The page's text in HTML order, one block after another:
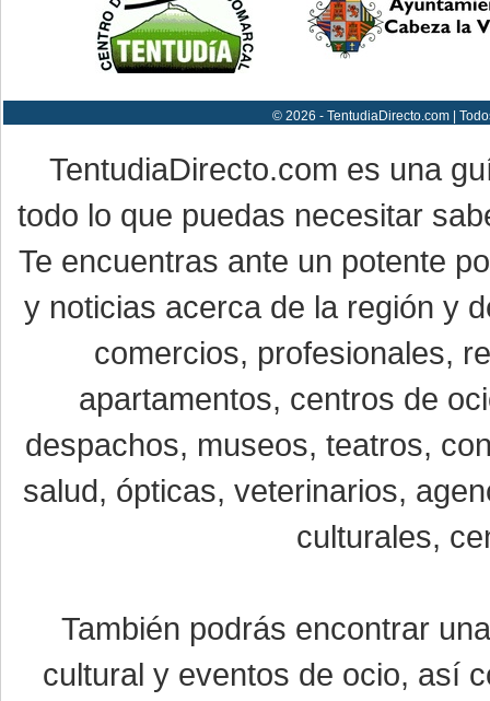
© 2026 - TentudiaDirecto.com |
TentudiaDirecto.com es una
todo lo que puedas necesitar
Te encuentras ante un potente
y noticias acerca de la región y
comercios, profesionales,
apartamentos, centros de
despachos, museos, teatros,
salud, ópticas, veterinarios,
culturales,
También podrás encontrar
cultural y eventos de ocio, así